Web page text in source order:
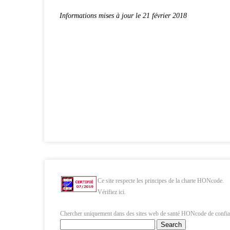
Informations mises à jour le 21 février 2018
Ce site respecte les principes de la charte HONcode.
Vérifiez ici.
Chercher uniquement dans des sites web de santé HONcode de